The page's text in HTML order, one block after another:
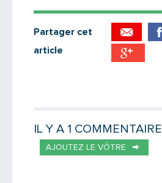
Partager cet
article
IL Y A 1 COMMENTAIRE
AJOUTEZ LE VÔTRE